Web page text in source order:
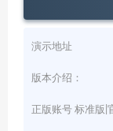
演示地址
版本介绍：
正版账号 标准版|